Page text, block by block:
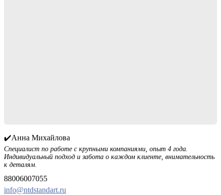
✔️Анна Михайлова
Специалист по работе с крупными компаниями, опыт 4 года.
Индивидуальный подход и забота о каждом клиенте, внимательность
к деталям.
88006007055
info@ntdstandart.ru